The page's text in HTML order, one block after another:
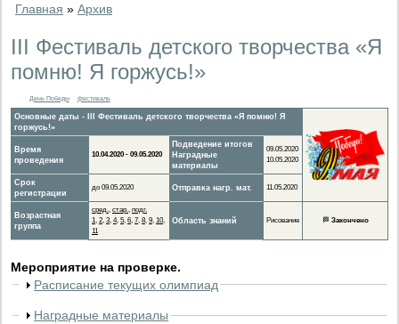
Главная » Архив
III Фестиваль детского творчества «Я
помню! Я горжусь!»
День Победы фестиваль
Основные даты - III Фестиваль детского творчества «Я помню! Я
горжусь!»
Время
проведения
10.04.2020 - 09.05.2020
Подведение итогов
Наградные
материалы
09.05.2020
10.05.2020
Срок
регистрации
до 09.05.2020 Отправка нагр. мат. 11.05.2020
Возрастная
группа
сред., стар., подг.
1, 2, 3, 4, 5, 6, 7, 8, 9, 10,
11
Область знаний Рисование 🏁 Закончено
Мероприятие на проверке.
Расписание текущих олимпиад
Наградные материалы